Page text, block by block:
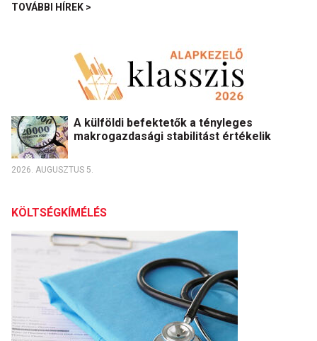
TOVÁBBI HÍREK >
A külföldi befektetők a tényleges
makrogazdasági stabilitást értékelik
2026. AUGUSZTUS 5.
KÖLTSÉGKÍMÉLÉS